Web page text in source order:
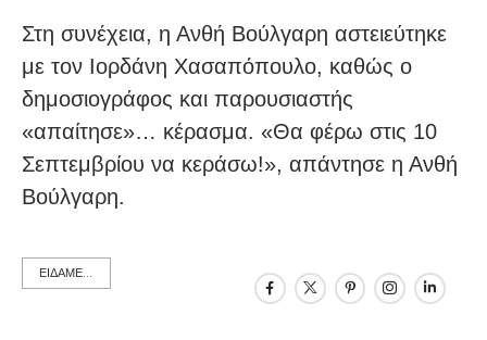
Στη συνέχεια, η Ανθή Βούλγαρη αστειεύτηκε
με τον Ιορδάνη Χασαπόπουλο, καθώς ο
δημοσιογράφος και παρουσιαστής
«απαίτησε»… κέρασμα. «Θα φέρω στις 10
Σεπτεμβρίου να κεράσω!», απάντησε η Ανθή
Βούλγαρη.
ΕΙΔΑΜΕ...